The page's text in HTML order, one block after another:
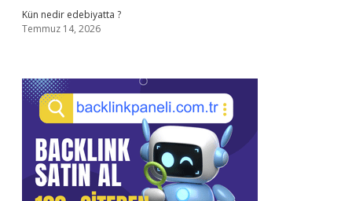
Kün nedir edebiyatta ?
Temmuz 14, 2026